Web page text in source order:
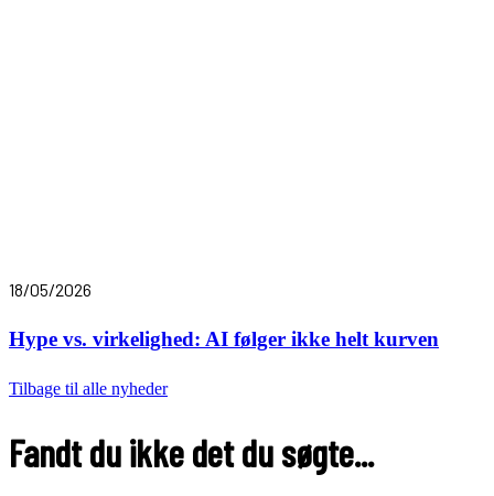
18/05/2026
Hype vs. virkelighed: AI følger ikke helt kurven
Tilbage til alle nyheder
Fandt du ikke det du søgte...